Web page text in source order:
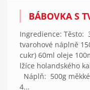
BÁBOVKA S
Ingredience: Těsto:
tvarohové náplně
cukr) 60ml oleje
lžíce holandského
Náplň: 500g
4...